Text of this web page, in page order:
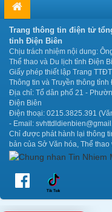
Trang thông tin điện tử
tỉnh Điện Biên
Chịu trách nhiệm nội dung:
Thể thao và Du lịch tỉnh Điện
Giấy phép thiết lập Trang
Thông tin và Truyền thông
Địa chỉ: Tổ dân phố 21 -
Điện Biên
Điện thoại: 0215.3825.391
- Email:
Chỉ được phát hành lại thông
bản của Sở Văn hóa, Thể